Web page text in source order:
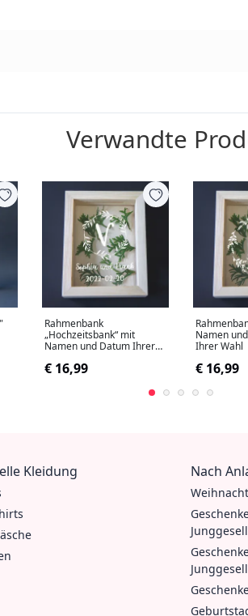
Verwandte
Rahmenbank
„Hochzeitsbank“ mit
Namen und Datum Ihrer
€ 16,99
Namen
Ihrer Wahl
€ 16,99
Kleidung Nach